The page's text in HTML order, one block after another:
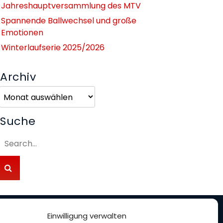
Einwilligung verwalten
Jahreshauptversammlung des MTV
Spannende Ballwechsel und große
Emotionen
Winterlaufserie 2025/2026
Archiv
Suche